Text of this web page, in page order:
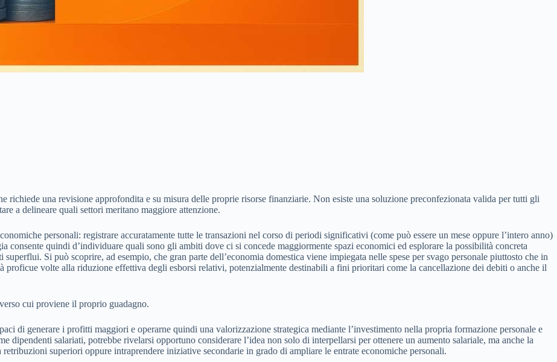
richiede una revisione approfondita e su misura delle proprie risorse finanziarie. Non esiste una soluzione preconfezionata valida per tutti gli
a delineare quali settori meritano maggiore attenzione.
personali: registrare accuratamente tutte le transazioni nel corso di periodi significativi (come può essere un mese oppure l’intero anno)
consente quindi d’individuare quali sono gli ambiti dove ci si concede maggiormente spazi economici ed esplorare la possibilità concreta
Si può scoprire, ad esempio, che gran parte dell’economia domestica viene impiegata nelle spese per svago personale piuttosto che in
proficue volte alla riduzione effettiva degli esborsi relativi, potenzialmente destinabili a fini prioritari come la cancellazione dei debiti o anche il
cui proviene il proprio guadagno.
di generare i profitti maggiori e operarne quindi una valorizzazione strategica mediante l’investimento nella propria formazione personale e
dipendenti salariati, potrebbe rivelarsi opportuno considerare l’idea non solo di interpellarsi per ottenere un aumento salariale, ma anche la
superiori oppure intraprendere iniziative secondarie in grado di ampliare le entrate economiche personali.